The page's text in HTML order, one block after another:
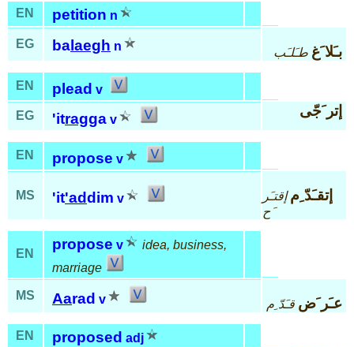
EN petition n
EG ba laegh n بـَلا َغ طـَلـَب
EN plead v
EG
'itragga v
إتر َجّى
EN propose v
MS 'it'addim v إتقـَدّ ِم إقتـَر
َح
EN
propose v
idea, business,
marriage
MS Aarad v عـَر َض قـَدّ ِم
EN proposed adj